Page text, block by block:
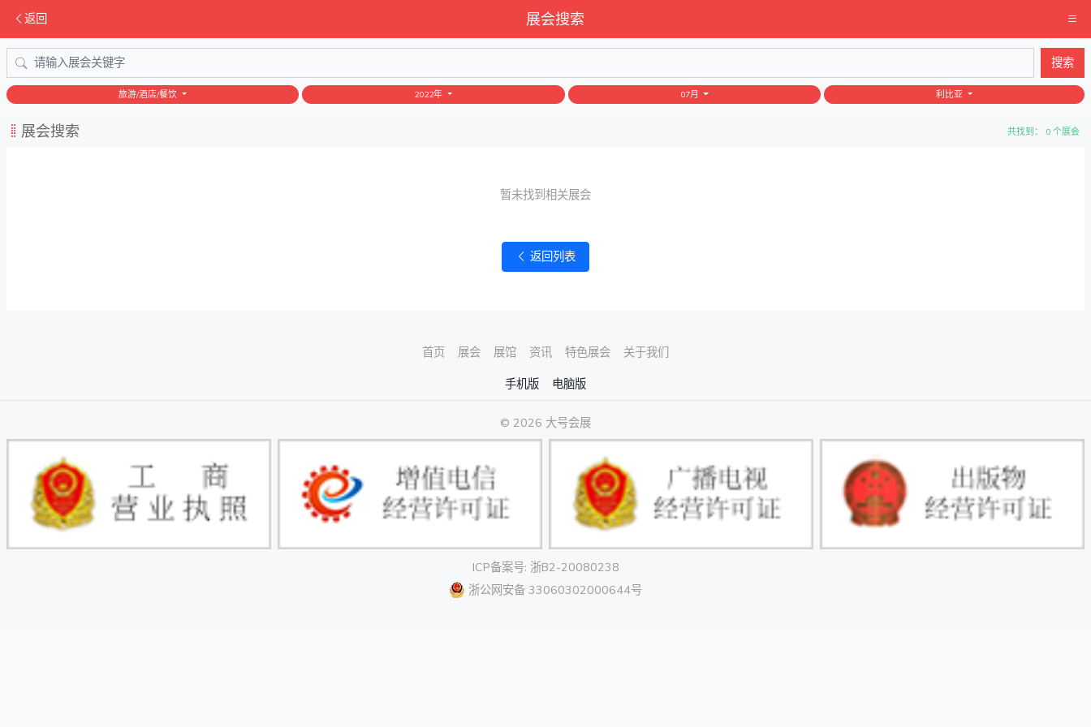
返回 展会搜索
搜索
旅游/酒店/餐饮 2022年 07月 利比亚
展会搜索 共找到： 0 个展会
暂未找到相关展会
返回列表
首页 展会 展馆 资讯 特色展会
关于我们
手机版
电脑版
© 2026 大号会展
ICP备案号: 浙B2-20080238
浙公网安备 33060302000644号